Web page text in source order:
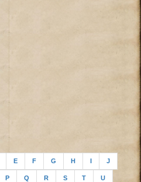
E F G H I J
P Q R S T U